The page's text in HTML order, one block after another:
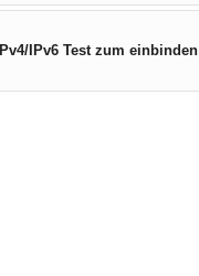
IPv4/IPv6 Test zum einbinden